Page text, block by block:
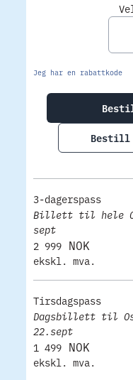
Jeg har en rabattkode
Bestill
3-dagerspass
Billett til hele
sept
2 999 NOK
ekskl. mva.
Tirsdagspass
Dagsbillett til
22.sept
1 499 NOK
ekskl. mva.